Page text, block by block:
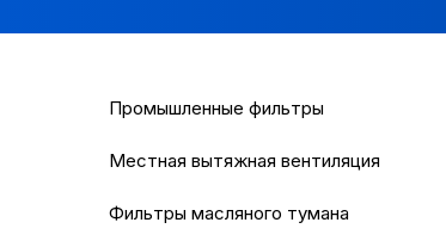
Промышленные фильтры
Местная вытяжная вентиляция
Фильтры масляного тумана